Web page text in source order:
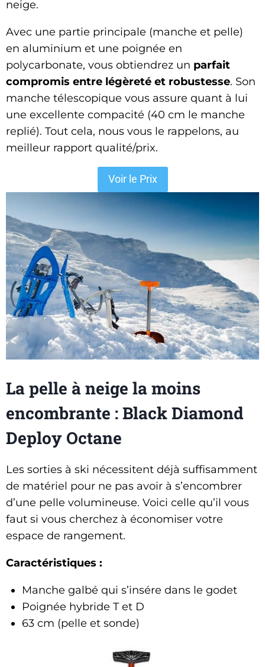
neige.
Avec une partie principale (manche et pelle)
en aluminium et une poignée en
polycarbonate, vous obtiendrez un parfait
compromis entre légèreté et robustesse. Son
manche télescopique vous assure quant à lui
une excellente compacité (40 cm le manche
replié). Tout cela, nous vous le rappelons, au
meilleur rapport qualité/prix.
Voir le Prix
La pelle à neige la moins
encombrante : Black Diamond
Deploy Octane
Les sorties à ski nécessitent déjà suffisamment
de matériel pour ne pas avoir à s’encombrer
d’une pelle volumineuse. Voici celle qu’il vous
faut si vous cherchez à économiser votre
espace de rangement.
Caractéristiques :
Manche galbé qui s’insére dans le godet
Poignée hybride T et D
63 cm (pelle et sonde)